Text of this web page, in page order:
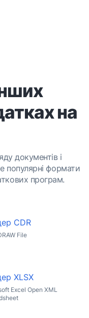
на
документів і
популярні формати
програм.
CDR
File
XLSX
Excel Open XML